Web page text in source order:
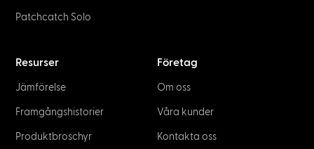
Patchcatch Solo
Resurser
Jämförelse
Framgångshistorier
Produktbroschyr
Företag
Om oss
Våra kunder
Kontakta oss